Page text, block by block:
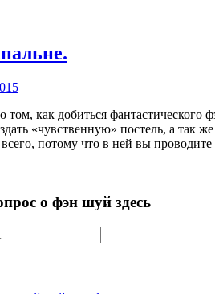
том, как добиться
«чувственную» постель, а
потому что в ней вы
о фэн шуй здесь